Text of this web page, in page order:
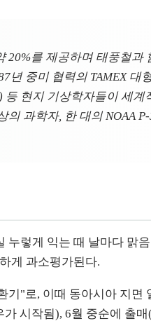
20%를 제공하며 태풍철과
년 중미 협력의 TAMEX 대
현지 기상학자들이 세계
과학자, 한 대의 NOAA
렇게 익는 때 날마다 맑
게 과소평가된다.
"로, 이때 동아시아 지면
시작됨), 6월 중순에 출